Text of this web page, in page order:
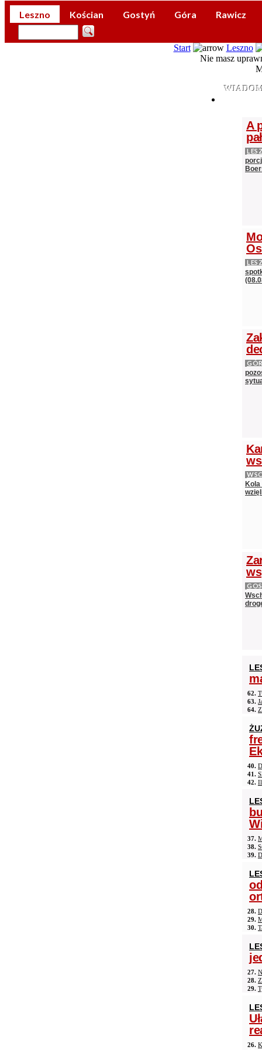
Leszno Kościan Gostyń Góra Rawicz
Start
Leszno
Nie masz
A
62.
63.
64.
40.
41.
42.
37.
38.
39.
28.
29.
30.
27.
28.
29.
26.